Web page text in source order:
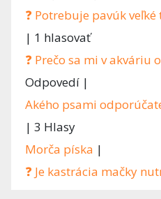
❓ Potrebuje pavúk
| 1 hlasovať
❓ Prečo sa mi v akváriu
Odpovedí |
Akého psami
| 3 Hlasy
Morča píska |
❓ Je kastrácia mačky